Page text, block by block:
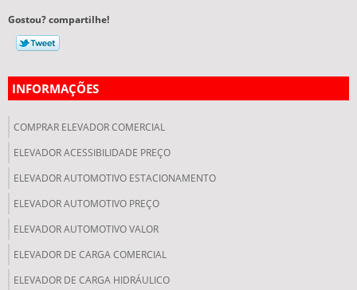
Gostou? compartilhe!
INFORMAÇÕES
COMPRAR ELEVADOR COMERCIAL
ELEVADOR ACESSIBILIDADE PREÇO
ELEVADOR AUTOMOTIVO ESTACIONAMENTO
ELEVADOR AUTOMOTIVO PREÇO
ELEVADOR AUTOMOTIVO VALOR
ELEVADOR DE CARGA COMERCIAL
ELEVADOR DE CARGA HIDRÁULICO